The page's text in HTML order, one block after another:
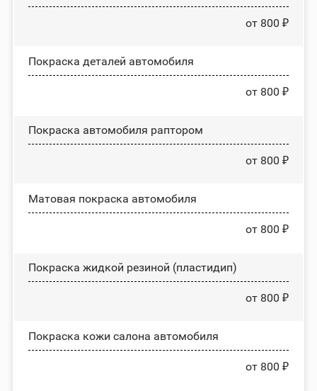
от 800 ₽
Покраска деталей автомобиля
от 800 ₽
Покраска автомобиля раптором
от 800 ₽
Матовая покраска автомобиля
от 800 ₽
Покраска жидкой резиной (пластидип)
от 800 ₽
Покраска кожи салона автомобиля
от 800 ₽